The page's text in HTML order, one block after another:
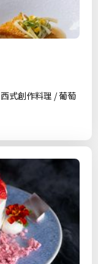
式創作料理 / 葡萄